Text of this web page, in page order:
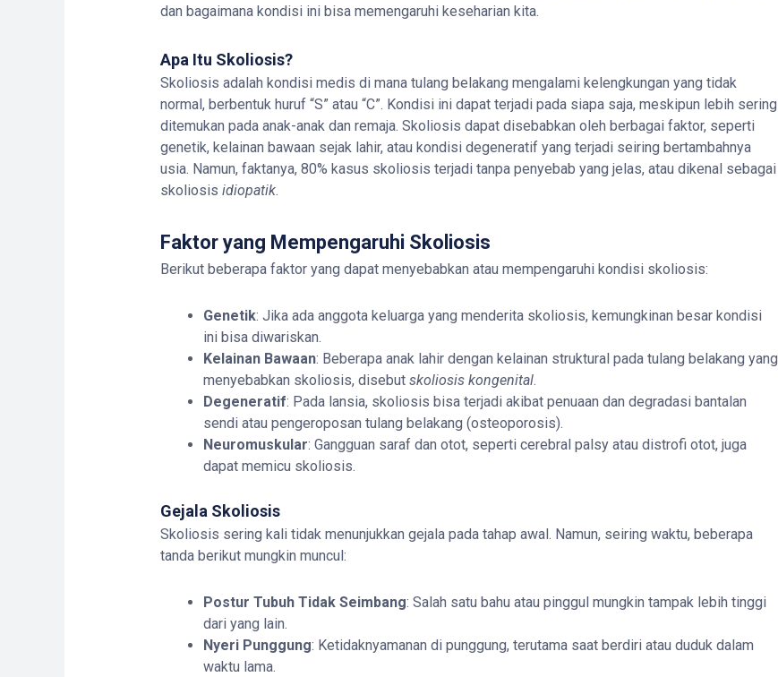
dan bagaimana kondisi ini bisa memengaruhi keseharian kita.
Apa Itu Skoliosis?
Skoliosis adalah kondisi medis di mana tulang belakang mengalami kelengkungan yang tidak
normal, berbentuk huruf “S” atau “C”. Kondisi ini dapat terjadi pada siapa saja, meskipun lebih sering
ditemukan pada anak-anak dan remaja. Skoliosis dapat disebabkan oleh berbagai faktor, seperti
genetik, kelainan bawaan sejak lahir, atau kondisi degeneratif yang terjadi seiring bertambahnya
usia. Namun, faktanya, 80% kasus skoliosis terjadi tanpa penyebab yang jelas, atau dikenal sebagai
skoliosis idiopatik.
Faktor yang Mempengaruhi Skoliosis
Berikut beberapa faktor yang dapat menyebabkan atau mempengaruhi kondisi skoliosis:
Genetik: Jika ada anggota keluarga yang menderita skoliosis, kemungkinan besar kondisi
ini bisa diwariskan.
Kelainan Bawaan: Beberapa anak lahir dengan kelainan struktural pada tulang belakang yang
menyebabkan skoliosis, disebut skoliosis kongenital.
Degeneratif: Pada lansia, skoliosis bisa terjadi akibat penuaan dan degradasi bantalan
sendi atau pengeroposan tulang belakang (osteoporosis).
Neuromuskular: Gangguan saraf dan otot, seperti cerebral palsy atau distrofi otot, juga
dapat memicu skoliosis.
Gejala Skoliosis
Skoliosis sering kali tidak menunjukkan gejala pada tahap awal. Namun, seiring waktu, beberapa
tanda berikut mungkin muncul:
Postur Tubuh Tidak Seimbang: Salah satu bahu atau pinggul mungkin tampak lebih tinggi
dari yang lain.
Nyeri Punggung: Ketidaknyamanan di punggung, terutama saat berdiri atau duduk dalam
waktu lama.